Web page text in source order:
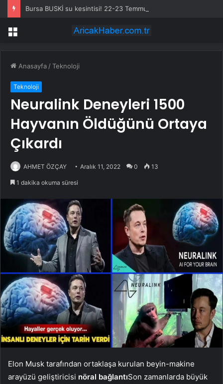
Menü
Anasayfa /Teknoloji
Teknoloji
Neuralink Deneyleri 1500
Hayvanın Öldüğünü Ortaya
Çıkardı
AHMET ÖZÇAY Aralık 11, 2022 0 13
1 dakika okuma süresi
Elon Musk tarafından ortaklaşa kurulan beyin-makine
arayüzü geliştiricisi nöral bağlantıSon zamanlarda büyük